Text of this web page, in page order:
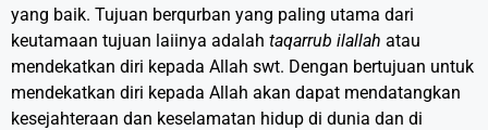
yang baik. Tujuan berqurban yang paling utama dari
keutamaan tujuan laiinya adalah taqarrub ilallah atau
mendekatkan diri kepada Allah swt. Dengan bertujuan untuk
mendekatkan diri kepada Allah akan dapat mendatangkan
kesejahteraan dan keselamatan hidup di dunia dan di